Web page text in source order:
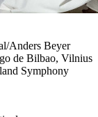
Anders Beyer
de Bilbao, Vilnius
Symphony